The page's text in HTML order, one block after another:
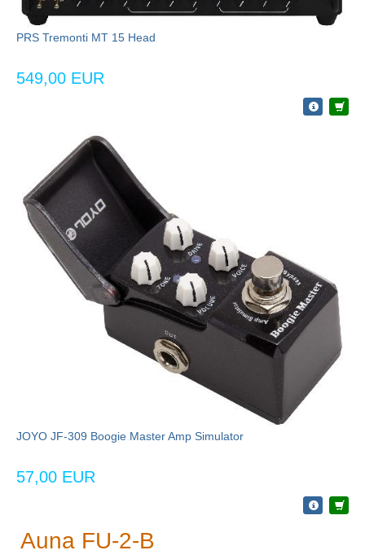
PRS Tremonti MT 15 Head
549,00 EUR
JOYO JF-309 Boogie Master Amp Simulator
57,00 EUR
Auna FU-2-B